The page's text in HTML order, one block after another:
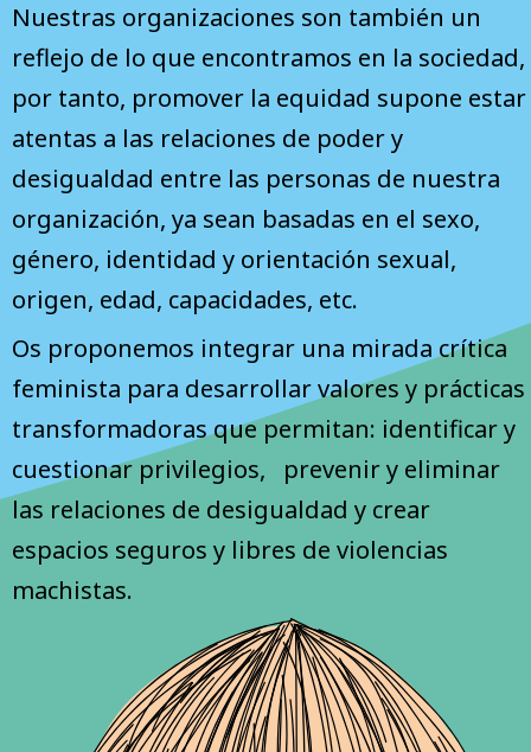
Nuestras organizaciones son también un
reflejo de lo que encontramos en la sociedad,
por tanto, promover la equidad supone estar
atentas a las relaciones de poder y
desigualdad entre las personas de nuestra
organización, ya sean basadas en el sexo,
género, identidad y orientación sexual,
origen, edad, capacidades, etc.
Os proponemos integrar una mirada crítica
feminista para desarrollar valores y prácticas
transformadoras que permitan: identificar y
cuestionar privilegios, prevenir y eliminar
las relaciones de desigualdad y crear
espacios seguros y libres de violencias
machistas.